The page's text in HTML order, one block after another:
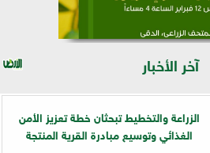
آخر الأخبار
الزراعة والتخطيط تبحثان خطة تعزيز الأمن
الغذائي وتوسيع مبادرة القرية المنتجة